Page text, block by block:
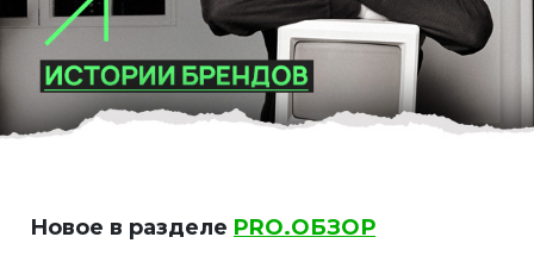
Новое в разделе PRO.ОБЗОР